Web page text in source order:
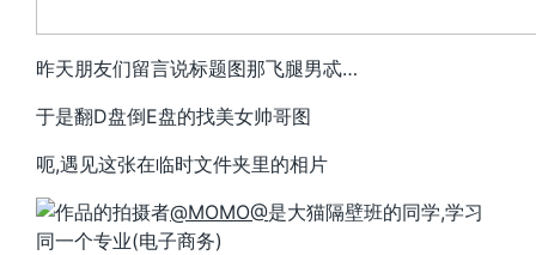
昨天朋友们留言说标题图那飞腿男忒…
于是翻D盘倒E盘的找美女帅哥图
呃,遇见这张在临时文件夹里的相片
作品的拍摄者@MOMO@是大猫隔壁班的同学,学习
同一个专业(电子商务)